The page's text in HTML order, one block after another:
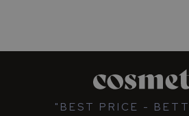
"BEST PRICE -